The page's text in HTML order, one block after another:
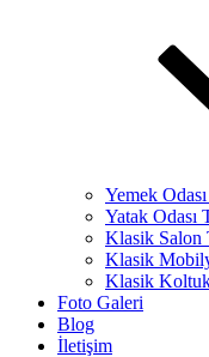
Yemek Odası
Yatak Odası
Klasik Salon
Klasik
Klasik Koltuk
Foto Galeri
Blog
İletişim